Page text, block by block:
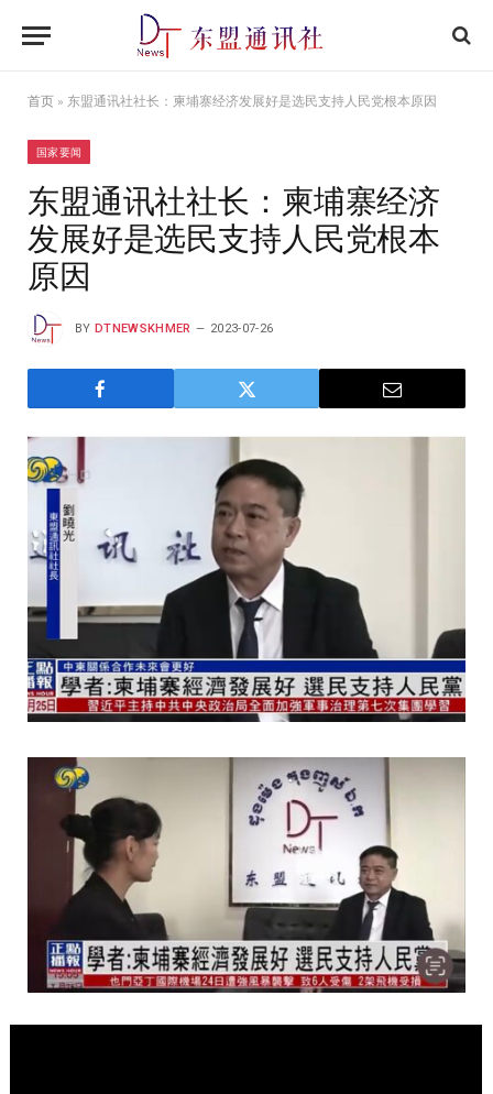
首页 » 东盟通讯社社长：柬埔寨经济发展好是选民支持人民党根本原因
国家要闻
东盟通讯社社长：柬埔寨经济
发展好是选民支持人民党根本
原因
BY DTNEWSKHMER 2023-07-26